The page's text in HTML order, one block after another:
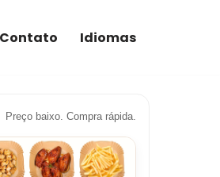
Contato Idiomas
Preço baixo. Compra rápida.